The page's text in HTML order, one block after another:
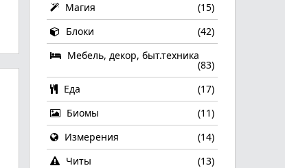
Магия
(15)
Блоки
(42)
Мебель, декор, быт.техника
(83)
Еда
(17)
Биомы
(11)
Измерения
(14)
Читы
(13)